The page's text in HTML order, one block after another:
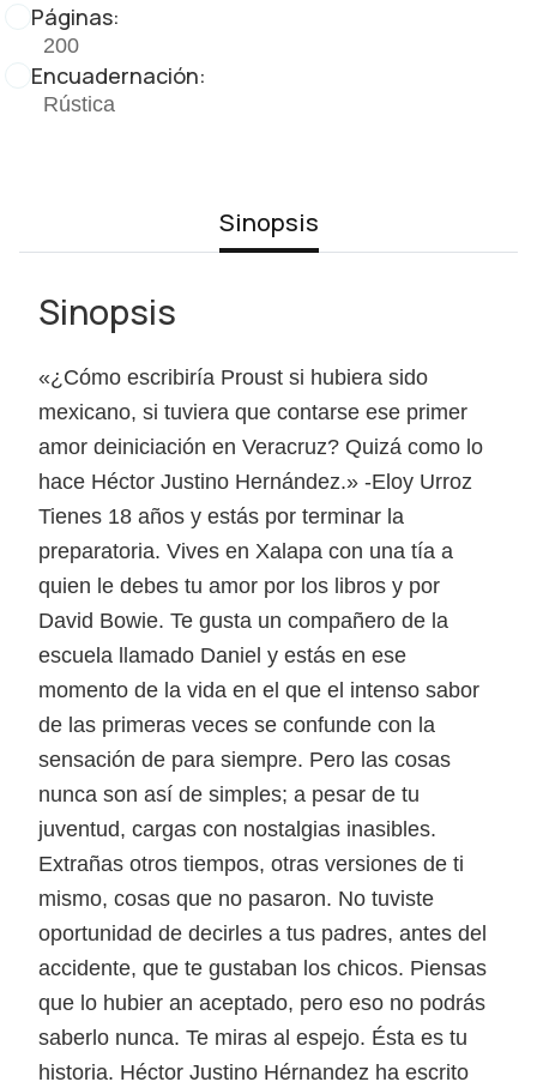
Páginas:
200
Encuadernación:
Rústica
Sinopsis
Sinopsis
«¿Cómo escribiría Proust si hubiera sido
mexicano, si tuviera que contarse ese primer
amor deiniciación en Veracruz? Quizá como lo
hace Héctor Justino Hernández.» -Eloy Urroz
Tienes 18 años y estás por terminar la
preparatoria. Vives en Xalapa con una tía a
quien le debes tu amor por los libros y por
David Bowie. Te gusta un compañero de la
escuela llamado Daniel y estás en ese
momento de la vida en el que el intenso sabor
de las primeras veces se confunde con la
sensación de para siempre. Pero las cosas
nunca son así de simples; a pesar de tu
juventud, cargas con nostalgias inasibles.
Extrañas otros tiempos, otras versiones de ti
mismo, cosas que no pasaron. No tuviste
oportunidad de decirles a tus padres, antes del
accidente, que te gustaban los chicos. Piensas
que lo hubier an aceptado, pero eso no podrás
saberlo nunca. Te miras al espejo. Ésta es tu
historia. Héctor Justino Hérnandez ha escrito